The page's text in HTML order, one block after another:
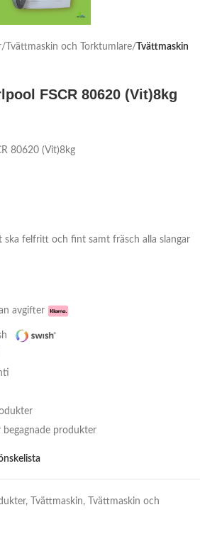
Tvättmaskin och Torktumlare Tvättmaskin
FSCR 80620 (Vit)8kg
80620 (Vit)8kg
ska felfritt och fint samt fräsch alla slangar
avgifter
produkter
, Tvättmaskin,
Tvättmaskin och